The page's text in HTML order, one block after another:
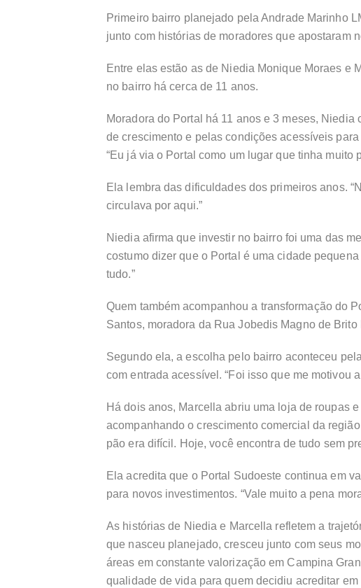
Primeiro bairro planejado pela Andrade Marinho
junto com histórias de moradores que apostaram
Entre elas estão as de Niedia Monique Moraes e
no bairro há cerca de 11 anos.
Moradora do Portal há 11 anos e 3 meses,
de crescimento e pelas condições acessíveis para
“Eu já via o Portal como um lugar que tinha muito
Ela lembra das dificuldades dos primeiros anos.
circulava por aqui.”
Niedia afirma que investir no bairro foi uma das
costumo dizer que o Portal é uma cidade
tudo.”
Quem também acompanhou a transformação do
Santos, moradora da Rua Jobedis Magno de Brito
Segundo ela, a escolha pelo bairro aconteceu
com entrada acessível. “Foi isso que me motivou
Há dois anos, Marcella abriu uma loja de roupas
acompanhando o crescimento comercial da
pão era difícil. Hoje, você encontra de tudo sem
Ela acredita que o Portal Sudoeste continua em
para novos investimentos. “Vale muito a pena
As histórias de Niedia e Marcella refletem a
que nasceu planejado, cresceu junto com seus
áreas em constante valorização em Campina
qualidade de vida para quem decidiu acreditar